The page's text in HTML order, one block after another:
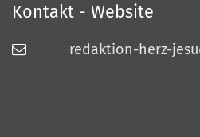
Kontakt - Website
redaktion-herz-